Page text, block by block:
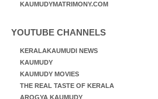
KAUMUDYMATRIMONY.COM
YOUTUBE CHANNELS
KERALAKAUMUDI NEWS
KAUMUDY
KAUMUDY MOVIES
THE REAL TASTE OF KERALA
AROGYA KAUMUDY